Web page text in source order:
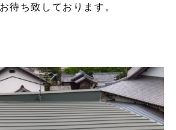
待ち致しております。